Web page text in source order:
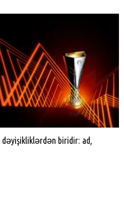
dəyişikliklərdən biridir: ad,